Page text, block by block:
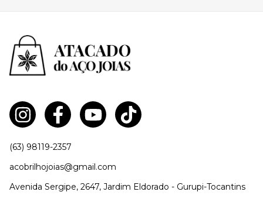
(63) 98119-2357
acobrilhojoias@gmail.com
Avenida Sergipe, 2647, Jardim Eldorado - Gurupi-Tocantins